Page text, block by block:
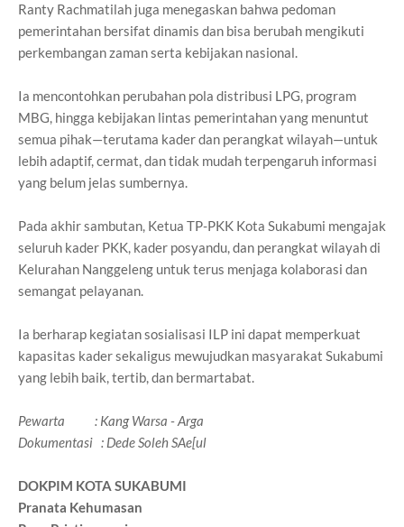
Ranty Rachmatilah juga menegaskan bahwa pedoman
pemerintahan bersifat dinamis dan bisa berubah mengikuti
perkembangan zaman serta kebijakan nasional.
Ia mencontohkan perubahan pola distribusi LPG, program
MBG, hingga kebijakan lintas pemerintahan yang menuntut
semua pihak—terutama kader dan perangkat wilayah—untuk
lebih adaptif, cermat, dan tidak mudah terpengaruh informasi
yang belum jelas sumbernya.
Pada akhir sambutan, Ketua TP-PKK Kota Sukabumi mengajak
seluruh kader PKK, kader posyandu, dan perangkat wilayah di
Kelurahan Nanggeleng untuk terus menjaga kolaborasi dan
semangat pelayanan.
Ia berharap kegiatan sosialisasi ILP ini dapat memperkuat
kapasitas kader sekaligus mewujudkan masyarakat Sukabumi
yang lebih baik, tertib, dan bermartabat.
Pewarta : Kang Warsa - Arga
Dokumentasi : Dede Soleh SAe[ul
DOKPIM KOTA SUKABUMI
Pranata Kehumasan